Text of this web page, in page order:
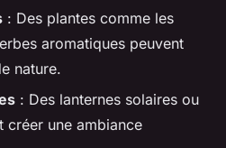
: Des plantes comme les
aromatiques peuvent
nature.
: Des lanternes solaires ou
créer une ambiance